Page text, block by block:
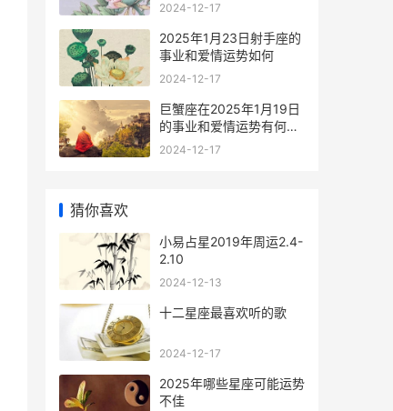
2024-12-17
2025年1月23日射手座的
事业和爱情运势如何
2024-12-17
巨蟹座在2025年1月19日
的事业和爱情运势有何变
化
2024-12-17
猜你喜欢
小易占星2019年周运2.4-
2.10
2024-12-13
十二星座最喜欢听的歌
2024-12-17
2025年哪些星座可能运势
不佳